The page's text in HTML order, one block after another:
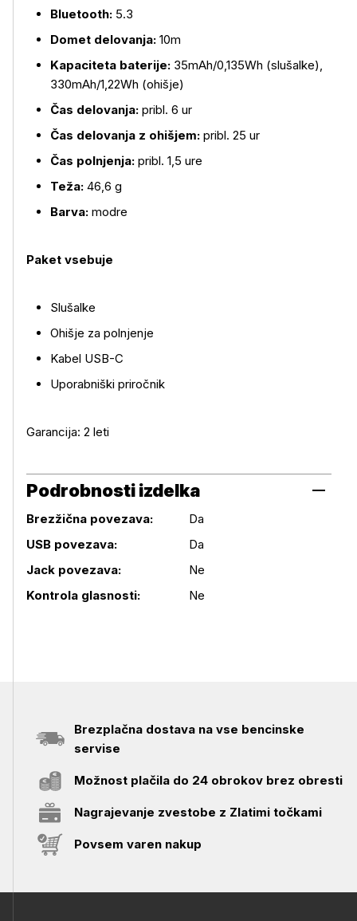
Bluetooth: 5.3
Domet delovanja: 10m
Kapaciteta baterije: 35mAh/0,135Wh (slušalke),
330mAh/1,22Wh (ohišje)
Čas delovanja: pribl. 6 ur
Čas delovanja z ohišjem: pribl. 25 ur
Čas polnjenja: pribl. 1,5 ure
Teža: 46,6 g
Barva: modre
Paket vsebuje
Slušalke
Ohišje za polnjenje
Kabel USB-C
Uporabniški priročnik
Garancija: 2 leti
Podrobnosti izdelka
Podrobnosti izdelka
Brezžična povezava:
Da
USB povezava:
Da
Jack povezava:
Ne
Kontrola glasnosti:
Ne
Brezplačna dostava na vse bencinske
servise
Možnost plačila do 24 obrokov brez obresti
Nagrajevanje zvestobe z Zlatimi točkami
Povsem varen nakup